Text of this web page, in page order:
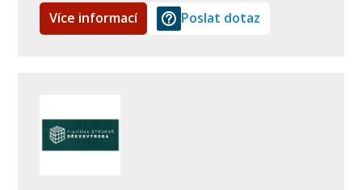
Více informací Poslat dotaz